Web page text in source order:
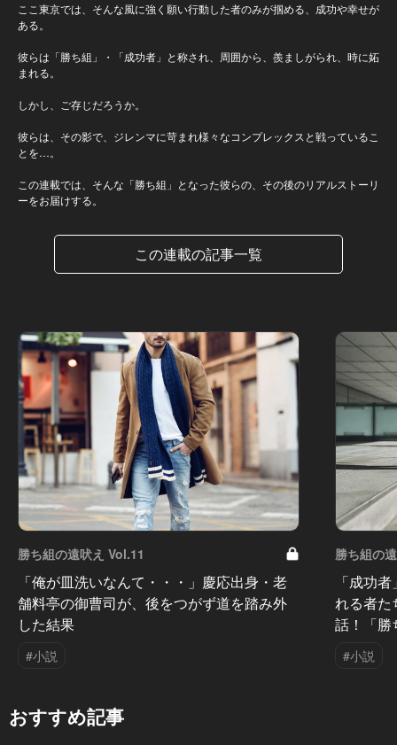
ここ東京では、そんな風に強く願い行動した者のみが掴める、成功や幸せが
ある。
彼らは「勝ち組」・「成功者」と称され、周囲から、羨ましがられ、時に妬
まれる。
しかし、ご存じだろうか。
彼らは、その影で、ジレンマに苛まれ様々なコンプレックスと戦っているこ
とを…。
この連載では、そんな「勝ち組」となった彼らの、その後のリアルストーリ
ーをお届けする。
この連載の記事一覧
勝ち組の遠吠え Vol.11
「俺が皿洗いなんて・・・」慶応出身・老
舗料亭の御曹司が、後をつがず道を踏み外
した結果
#小説
勝ち組の
「成功
れる者た
話！「勝
#小説
おすすめ記事